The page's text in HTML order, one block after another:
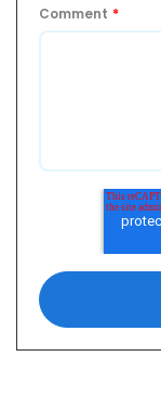
Comment *